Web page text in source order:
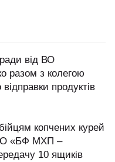
ради від ВО
разом з колегою
продуктів
копчених курей
«БФ МХП –
10 ящиків